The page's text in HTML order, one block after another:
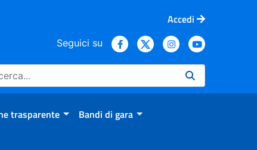
Accedi
Seguici su
trasparente Bandi di gara